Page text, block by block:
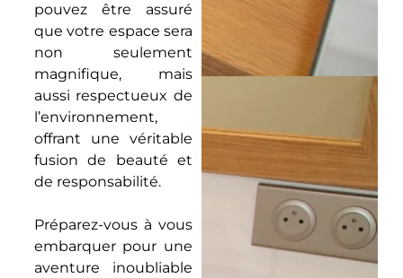
pouvez être assuré
que votre espace sera
non seulement
magnifique, mais
aussi respectueux de
l’environnement,
offrant une véritable
fusion de beauté et
de responsabilité.
Préparez-vous à vous
embarquer pour une
aventure inoubliable